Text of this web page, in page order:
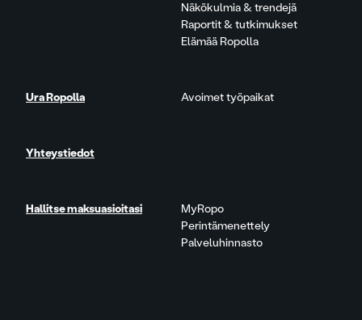
Näkökulmia & trendejä
Raportit & tutkimukset
Elämää Ropolla
Ura Ropolla Avoimet työpaikat
Yhteystiedot
Hallitse maksuasioitasi
MyRopo
Perintämenettely
Palveluhinnasto